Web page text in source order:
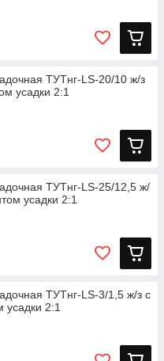
ТУТнг-LS-20/10 ж/з
усадки 2:1
ТУТнг-LS-25/12,5 ж/
усадки 2:1
ТУТнг-LS-3/1,5 ж/з с
2:1